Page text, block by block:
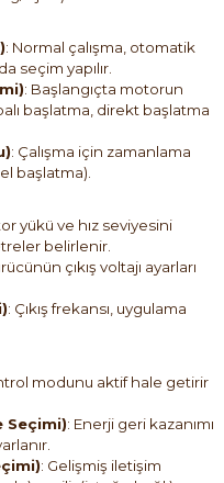
: Normal çalışma, otomatik
seçim yapılır.
: Başlangıçta motorun
başlatma, direkt başlatma
: Çalışma için zamanlama
başlatma).
yükü ve hız seviyesini
belirlenir.
çıkış voltajı ayarları
: Çıkış frekansı, uygulama
modunu aktif hale getirir
Seçimi): Enerji geri kazanımı
: Gelişmiş iletişim